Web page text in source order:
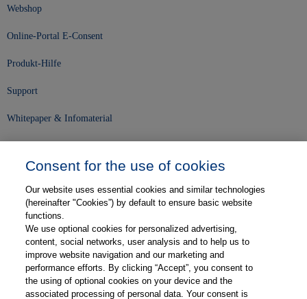
Webshop
Online-Portal E-Consent
Produkt-Hilfe
Support
Whitepaper & Infomaterial
Karriere
Kontakt
Web-Semniare
Anwenderberichte
Consent for the use of cookies
Our website uses essential cookies and similar technologies
(hereinafter "Cookies”) by default to ensure basic website
functions.
We use optional cookies for personalized advertising,
content, social networks, user analysis and to help us to
improve website navigation and our marketing and
performance efforts. By clicking “Accept”, you consent to
the using of optional cookies on your device and the
associated processing of personal data. Your consent is